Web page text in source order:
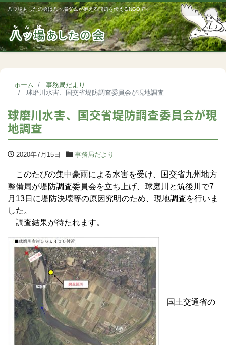
八ッ場あしたの会は八ッ場ダムが抱える問題を伝えるNGOです
ホーム
事務局だより
球磨川水害、国交省堤防調査委員会が現地調査
球磨川水害、国交省堤防調査委員会が現
地調査
2020年7月15日 事務局だより
このたびの集中豪雨による水害を受け、国交省九州地方
整備局が堤防調査委員会を立ち上げ、球磨川と筑後川で7
月13日に堤防決壊等の原因究明のため、現地調査を行いま
した。
調査結果が待たれます。
国土交通省の